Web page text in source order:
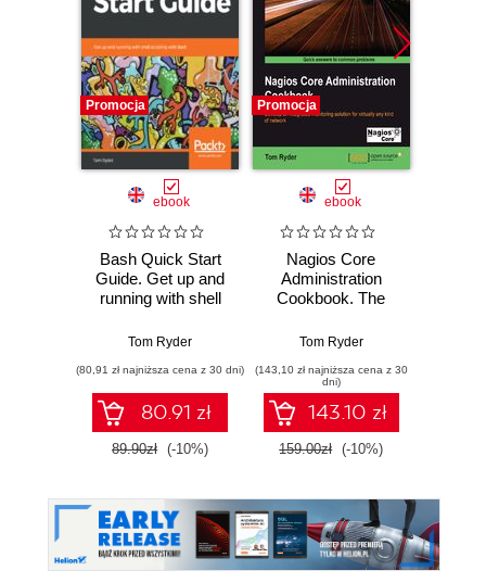
Promocja
ebook
Bash Quick Start
Guide. Get up and
running with shell
Tom Ryder
(80,91 zł najniższa cena z 30 dni)
80.91 zł
89.90zł (-10%)
Promocja
ebook
Nagios Core
Administration
Cookbook. The
System
want to move their
network monitoring
to an advanced
level. This book
covers the
Nagios Core, and
its recipes can be
applied to virtually
any network
Tom Ryder
(143,10 zł najniższa cena z 30
dni)
143.10 zł
159.00zł (-10%)